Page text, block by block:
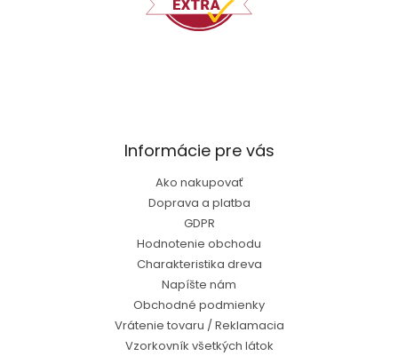
Informácie pre vás
Ako nakupovať
Doprava a platba
GDPR
Hodnotenie obchodu
Charakteristika dreva
Napíšte nám
Obchodné podmienky
Vrátenie tovaru / Reklamacia
Vzorkovník všetkých látok